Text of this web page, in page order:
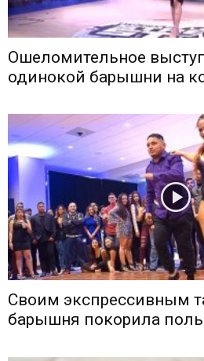
Ошеломительное
одинокой барышни на
Своим экспрессивным
барышня покорила